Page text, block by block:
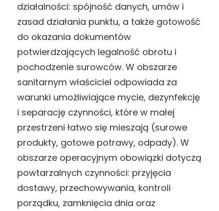
działalności: spójność danych, umów i
zasad działania punktu, a także gotowość
do okazania dokumentów
potwierdzających legalność obrotu i
pochodzenie surowców. W obszarze
sanitarnym właściciel odpowiada za
warunki umożliwiające mycie, dezynfekcję
i separację czynności, które w małej
przestrzeni łatwo się mieszają (surowe
produkty, gotowe potrawy, odpady). W
obszarze operacyjnym obowiązki dotyczą
powtarzalnych czynności: przyjęcia
dostawy, przechowywania, kontroli
porządku, zamknięcia dnia oraz